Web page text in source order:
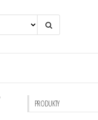
PRODUKTY